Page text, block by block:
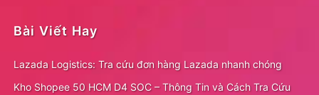
Bài Viết Hay
Lazada Logistics: Tra cứu đơn hàng Lazada nhanh chóng
Kho Shopee 50 HCM D4 SOC – Thông Tin và Cách Tra Cứu